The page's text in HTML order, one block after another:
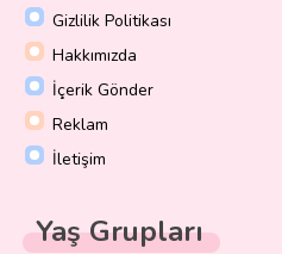
Gizlilik Politikası
Hakkımızda
İçerik Gönder
Reklam
İletişim
Yaş Grupları